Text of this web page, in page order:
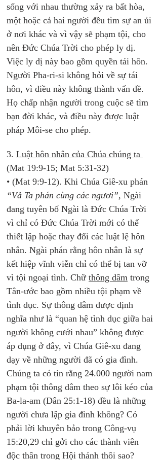
sống với nhau thường xảy ra bất hòa,
một hoặc cả hai người đều tìm sự an ủi
ở nơi khác và vì vậy sẽ phạm tội, cho
nên Đức Chúa Trời cho phép ly dị.
Việc ly dị này bao gồm quyền tái hôn.
Người Pha-ri-si không hỏi về sự tái
hôn, vì điều này không thành vấn đề.
Họ chấp nhận người trong cuộc sẽ tìm
bạn đời khác, và điều này được luật
pháp Môi-se cho phép.
3. Luật hôn nhân của Chúa chúng ta
(Mat 19:9-15; Mat 5:31-32)
• (Mat 9:9-12). Khi Chúa Giê-xu phán
“Vả Ta phán cùng các ngươi”, Ngài
đang tuyên bố Ngài là Đức Chúa Trời
vì chỉ có Đức Chúa Trời mới có thể
thiết lập hoặc thay đổi các luật lệ hôn
nhân. Ngài phán rằng hôn nhân là sự
kết hiệp vĩnh viễn chỉ có thể bị tan vỡ
vì tội ngoại tình. Chữ thông dâm trong
Tân-ước bao gồm nhiều tội phạm về
tình dục. Sự thông dâm được định
nghĩa như là “quan hệ tình dục giữa hai
người không cưới nhau” không được
áp dụng ở đây, vì Chúa Giê-xu đang
dạy về những người đã có gia đình.
Chúng ta có tin rằng 24.000 người nam
phạm tội thông dâm theo sự lôi kéo của
Ba-la-am (Dân 25:1-18) đều là những
người chưa lập gia đình không? Có
phải lời khuyên bảo trong Công-vụ
15:20,29 chỉ gởi cho các thành viên
độc thân trong Hội thánh thôi sao?